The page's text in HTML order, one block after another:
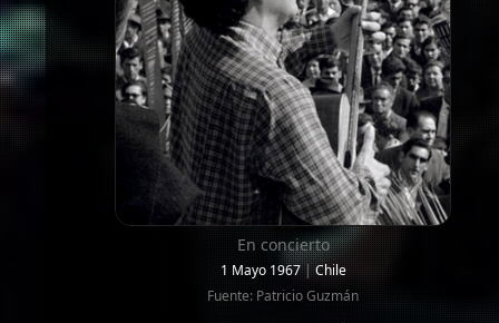
En concierto
1 Mayo 1967| Chile
Fuente: Patricio Guzmán